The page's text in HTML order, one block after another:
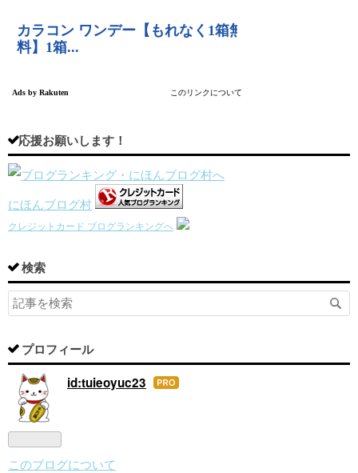
応援お願いします！
にほんブログ村
クレジットカード ブログランキングへ
検索
プロフィール
id:tuieoyuc23 はて
このブログについて